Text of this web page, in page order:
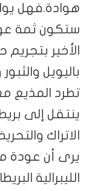
هوادة.فهل
ستكون ثمة
الأخير
باليويل
تطرد المذيع
ينتقل إلى
الاتراك
يرى أن عودة
الليبرالية